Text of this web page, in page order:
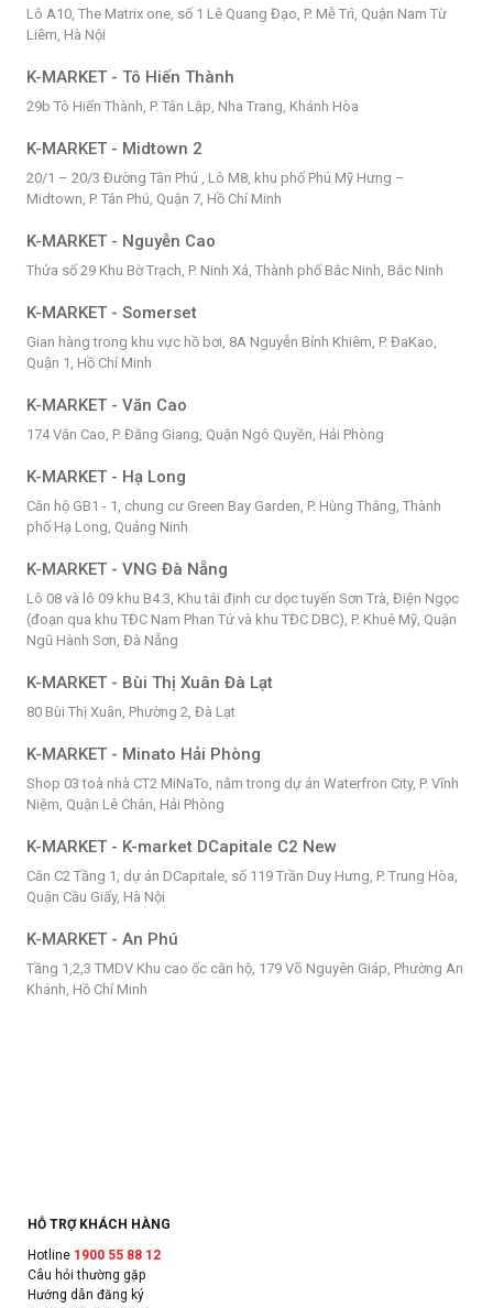
Lô A10, The Matrix one, số 1 Lê Quang Đạo, P. Mễ Trì, Quận Nam Từ
Liêm, Hà Nội
K-MARKET - Tô Hiến Thành
29b Tô Hiến Thành, P. Tân Lập, Nha Trang, Khánh Hòa
K-MARKET - Midtown 2
20/1 – 20/3 Đường Tân Phú , Lô M8, khu phố Phú Mỹ Hưng –
Midtown, P. Tân Phú, Quận 7, Hồ Chí Minh
K-MARKET - Nguyễn Cao
Thửa số 29 Khu Bờ Trạch, P. Ninh Xá, Thành phố Bắc Ninh, Bắc Ninh
K-MARKET - Somerset
Gian hàng trong khu vực hồ bơi, 8A Nguyễn Bỉnh Khiêm, P. ĐaKao,
Quận 1, Hồ Chí Minh
K-MARKET - Văn Cao
174 Văn Cao, P. Đằng Giang, Quận Ngô Quyền, Hải Phòng
K-MARKET - Hạ Long
Căn hộ GB1 - 1, chung cư Green Bay Garden, P. Hùng Thắng, Thành
phố Hạ Long, Quảng Ninh
K-MARKET - VNG Đà Nẵng
Lô 08 và lô 09 khu B4.3, Khu tái định cư dọc tuyến Sơn Trà, Điện Ngọc
(đoạn qua khu TĐC Nam Phan Tứ và khu TĐC DBC), P. Khuê Mỹ, Quận
Ngũ Hành Sơn, Đà Nẵng
K-MARKET - Bùi Thị Xuân Đà Lạt
80 Bùi Thị Xuân, Phường 2, Đà Lạt
K-MARKET - Minato Hải Phòng
Shop 03 toà nhà CT2 MiNaTo, nằm trong dự án Waterfron City, P. Vĩnh
Niệm, Quận Lê Chân, Hải Phòng
K-MARKET - K-market DCapitale C2 New
Căn C2 Tầng 1, dự án DCapitale, số 119 Trần Duy Hưng, P. Trung Hòa,
Quận Cầu Giấy, Hà Nội
K-MARKET - An Phú
Tầng 1,2,3 TMDV Khu cao ốc căn hộ, 179 Võ Nguyên Giáp, Phường An
Khánh, Hồ Chí Minh
HỖ TRỢ KHÁCH HÀNG
Hotline 1900 55 88 12
Câu hỏi thường gặp
Hướng dẫn đăng ký